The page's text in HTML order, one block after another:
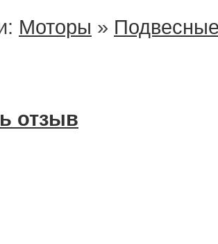
Моторы »
отзыв